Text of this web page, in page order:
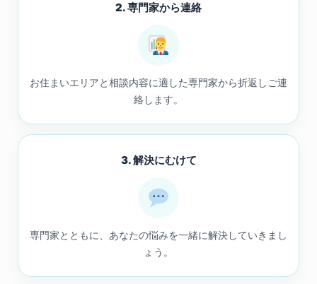
2. 専門家から連絡
お住まいエリアと相談内容に適した専門家から折返しご連
絡します。
3. 解決にむけて
専門家とともに、あなたの悩みを一緒に解決していきまし
ょう。